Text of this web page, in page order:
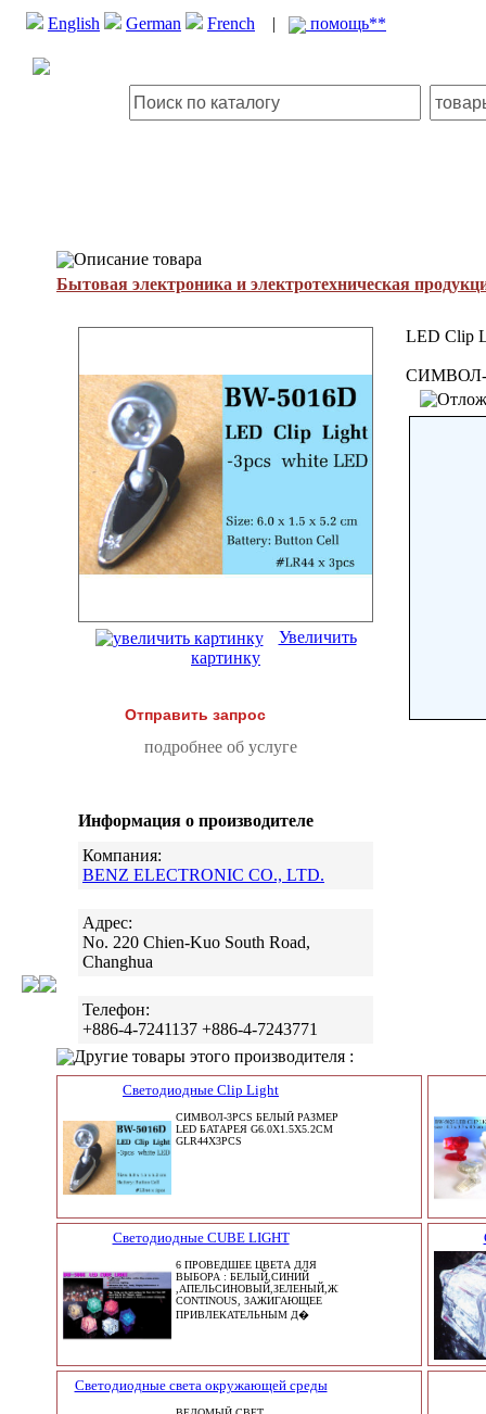
English German French | помощь**
Описание товара
Бытовая электроника и электротехническая
Увеличить
картинку
Отправить запрос
подробнее об услуге
Информация о производителе
Компания:
BENZ ELECTRONIC CO., LTD.
Адрес:
No. 220 Chien-Kuo South Road,
Changhua
Телефон:
+886-4-7241137 +886-4-7243771
LED Clip
СИМВОЛ-
Другие товары этого производителя :
Светодиодные Clip Light
СИМВОЛ-3PCS БЕЛЫЙ РАЗМЕР
LED БАТАРЕЯ G6.0X1.5X5.2CM
GLR44X3PCS
Светодиодные CUBE LIGHT
6 ПРОВЕДШЕЕ ЦВЕТА ДЛЯ
ВЫБОРА : БЕЛЫЙ,СИНИЙ
,АПЕЛЬСИНОВЫЙ,ЗЕЛЕНЫЙ,ЖЕЛТЫЙ,RED
CONTINOUS, ЗАЖИГАЮЩЕЕ
ПРИВЛЕКАТЕЛЬНЫМ Д�
Светодиодные света окружающей среды